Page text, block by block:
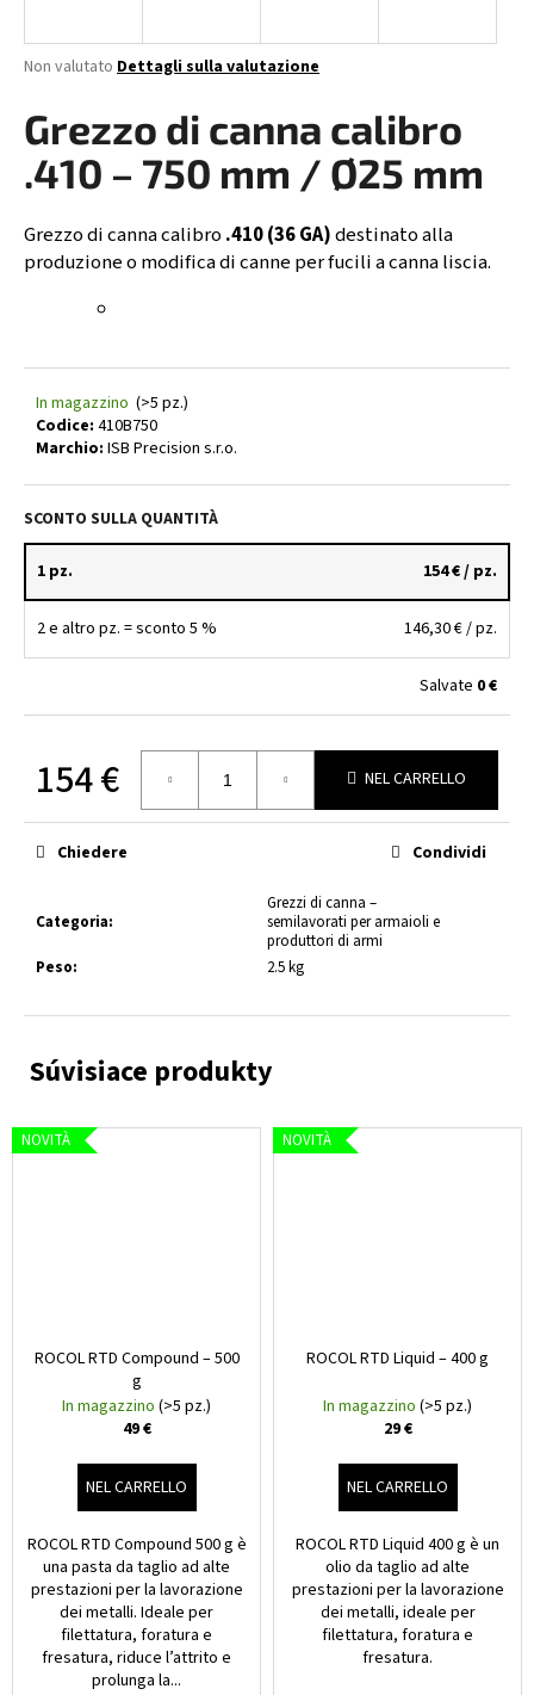
La
media
del
prodotto
è
su
5
stelle.
Non valutato Dettagli sulla valutazione
Grezzo di canna calibro
.410 – 750 mm / Ø25 mm
Grezzo di canna calibro .410 (36 GA)destinato alla
produzione o modifica di canne per fucili a canna liscia.
In magazzino (>5 pz.)
Codice: 410B750
Marchio: ISB Precision s.r.o.
SCONTO SULLA QUANTITÀ
1 pz. 154 €/ pz.
2 e altro pz. = sconto 5 % 146,30 €/ pz.
Salvate 0 €
154 €
della
misura:
NEL CARRELLO
Categoria:
Grezzi di canna –
semilavorati per armaioli e
produttori di armi
Peso: 2.5 kg
Chiedere Condividi
NOVITÀ
ROCOL RTD Compound – 500
g
In magazzino (>5 pz.)
49 €
NEL CARRELLO
ROCOL RTD Compound 500 g è
una pasta da taglio ad alte
prestazioni per la lavorazione
dei metalli. Ideale per
filettatura, foratura e
fresatura, riduce l’attrito e
prolunga la...
NOVITÀ
ROCOL RTD Liquid – 400 g
In magazzino (>5 pz.)
29 €
NEL CARRELLO
ROCOL RTD Liquid 400 g è un
olio da taglio ad alte
prestazioni per la lavorazione
dei metalli, ideale per
filettatura, foratura e
fresatura.
d
?
RICERCA
i
o
n
s
i
g
i
BARREL
BLANK
500
Ø40
ZPV